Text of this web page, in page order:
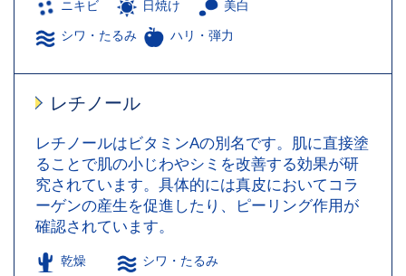
ニキビ 日焼け 美白
シワ・たるみ ハリ・弾力
レチノール
レチノールはビタミンAの別名です。肌に直接塗
ることで肌の小じわやシミを改善する効果が研
究されています。具体的には真皮においてコラ
ーゲンの産生を促進したり、ピーリング作用が
確認されています。
乾燥 シワ・たるみ